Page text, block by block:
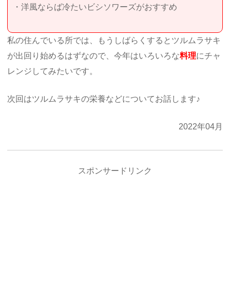
・洋風ならば冷たいビシソワーズがおすすめ
私の住んでいる所では、もうしばらくするとツルムラサキ
が出回り始めるはずなので、今年はいろいろな料理にチャ
レンジしてみたいです。
次回はツルムラサキの栄養などについてお話します♪
2022年04月
スポンサードリンク